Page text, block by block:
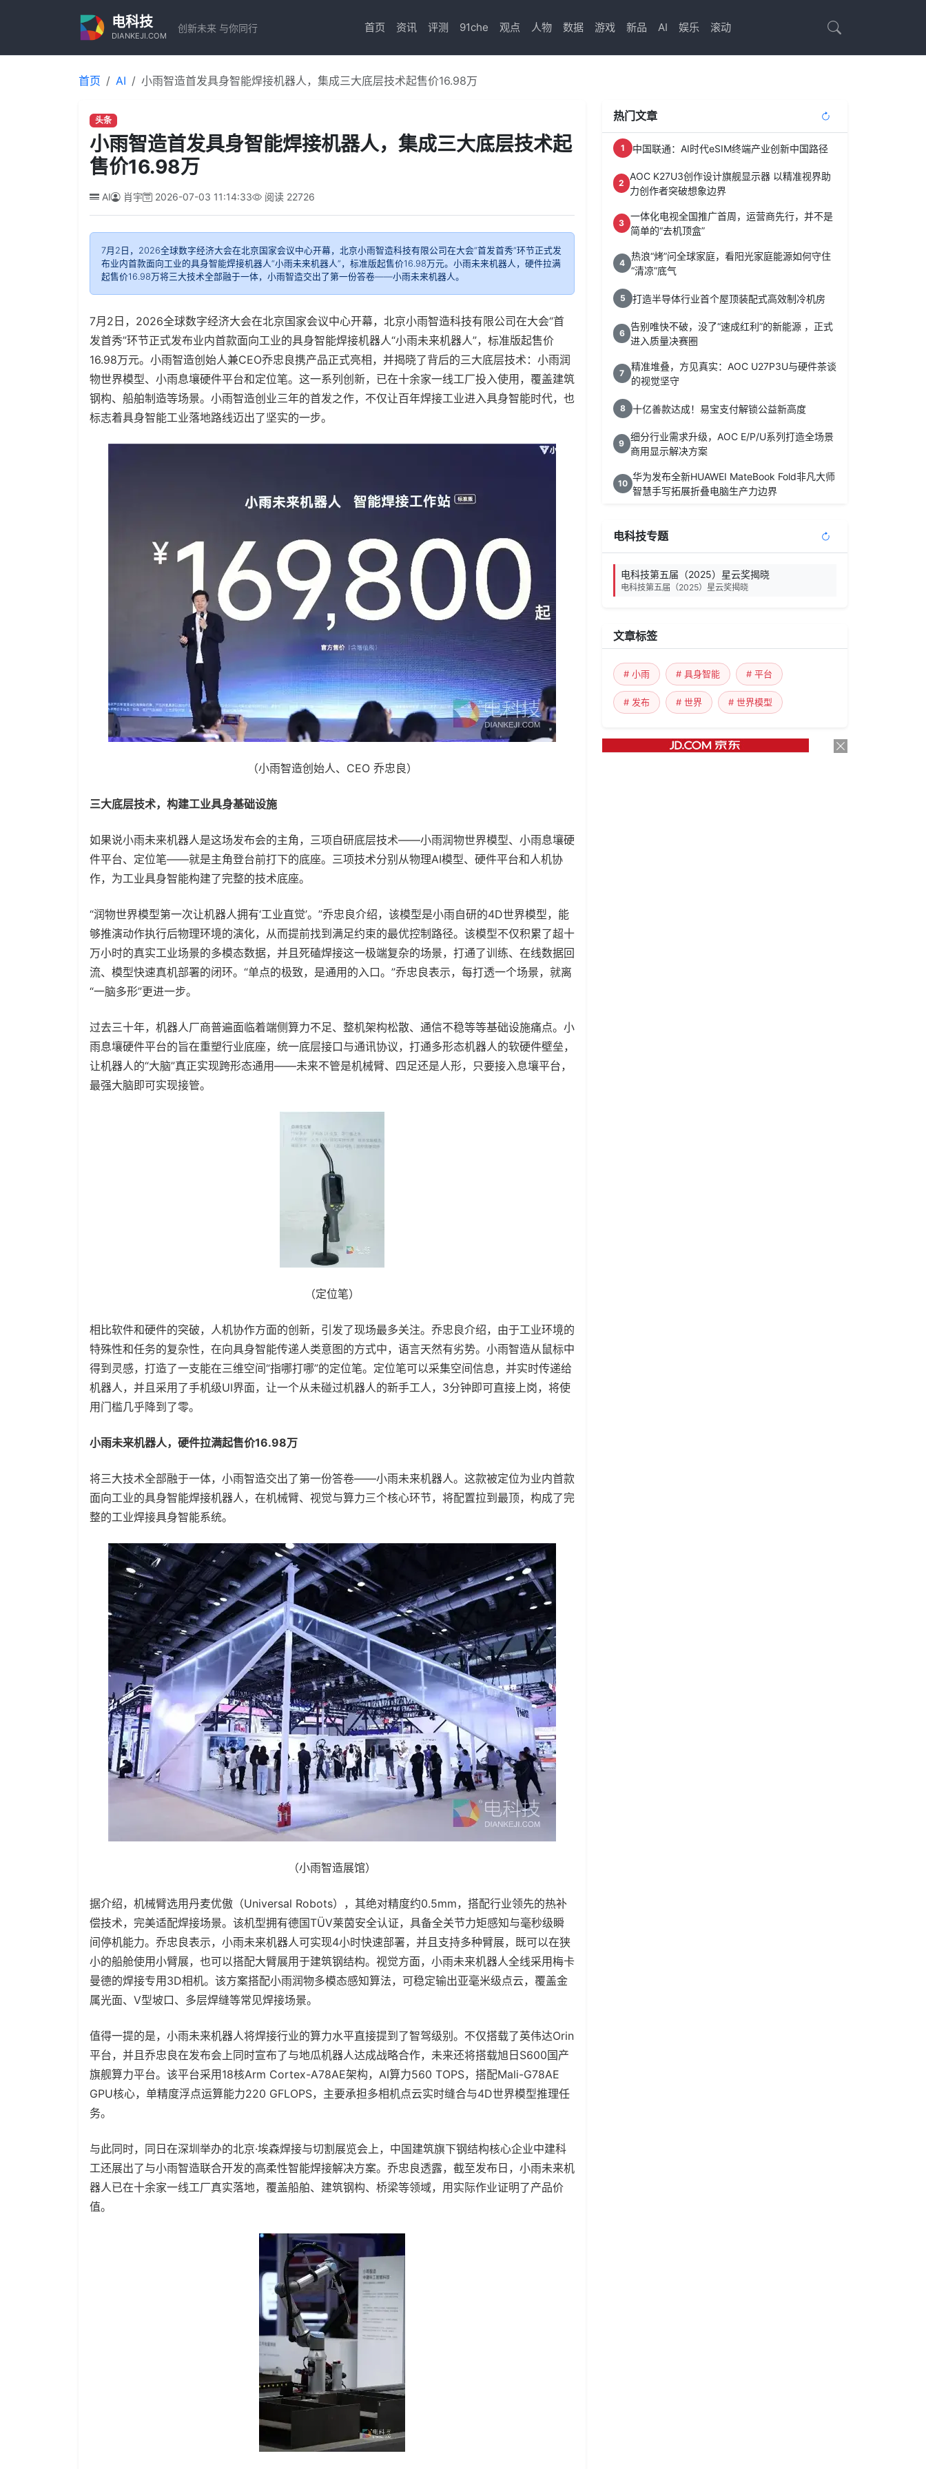
电科技
DIANKEJI.COM
创新未来 与你同行 首页 资讯 评测 91che 观点 人物 数据 游戏 新品 AI 娱乐 滚动
首页 AI 小雨智造首发具身智能焊接机器人，集成三大底层技术起售价16.98万
头条
小雨智造首发具身智能焊接机器人，集成三大底层技术起
售价16.98万
AI 肖宇 2026-07-03 11:14:33 阅读 22726
7月2日，2026全球数字经济大会在北京国家会议中心开幕，北京小雨智造科技有限公司在大会“首发首秀”环节正式发
布业内首款面向工业的具身智能焊接机器人“小雨未来机器人”，标准版起售价16.98万元。小雨未来机器人，硬件拉满
起售价16.98万将三大技术全部融于一体，小雨智造交出了第一份答卷——小雨未来机器人。
7月2日，2026全球数字经济大会在北京国家会议中心开幕，北京小雨智造科技有限公司在大会“首
发首秀”环节正式发布业内首款面向工业的具身智能焊接机器人“小雨未来机器人”，标准版起售价
16.98万元。小雨智造创始人兼CEO乔忠良携产品正式亮相，并揭晓了背后的三大底层技术：小雨润
物世界模型、小雨息壤硬件平台和定位笔。这一系列创新，已在十余家一线工厂投入使用，覆盖建筑
钢构、船舶制造等场景。小雨智造创业三年的首发之作，不仅让百年焊接工业进入具身智能时代，也
标志着具身智能工业落地路线迈出了坚实的一步。
（小雨智造创始人、CEO 乔忠良）
三大底层技术，构建工业具身基础设施
如果说小雨未来机器人是这场发布会的主角，三项自研底层技术——小雨润物世界模型、小雨息壤硬
件平台、定位笔——就是主角登台前打下的底座。三项技术分别从物理AI模型、硬件平台和人机协
作，为工业具身智能构建了完整的技术底座。
“润物世界模型第一次让机器人拥有‘工业直觉’。”乔忠良介绍，该模型是小雨自研的4D世界模型，能
够推演动作执行后物理环境的演化，从而提前找到满足约束的最优控制路径。该模型不仅积累了超十
万小时的真实工业场景的多模态数据，并且死磕焊接这一极端复杂的场景，打通了训练、在线数据回
流、模型快速真机部署的闭环。“单点的极致，是通用的入口。”乔忠良表示，每打透一个场景，就离
“一脑多形”更进一步。
过去三十年，机器人厂商普遍面临着端侧算力不足、整机架构松散、通信不稳等等基础设施痛点。小
雨息壤硬件平台的旨在重塑行业底座，统一底层接口与通讯协议，打通多形态机器人的软硬件壁垒，
让机器人的“大脑”真正实现跨形态通用——未来不管是机械臂、四足还是人形，只要接入息壤平台，
最强大脑即可实现接管。
（定位笔）
相比软件和硬件的突破，人机协作方面的创新，引发了现场最多关注。乔忠良介绍，由于工业环境的
特殊性和任务的复杂性，在向具身智能传递人类意图的方式中，语言天然有劣势。小雨智造从鼠标中
得到灵感，打造了一支能在三维空间“指哪打哪”的定位笔。定位笔可以采集空间信息，并实时传递给
机器人，并且采用了手机级UI界面，让一个从未碰过机器人的新手工人，3分钟即可直接上岗，将使
用门槛几乎降到了零。
小雨未来机器人，硬件拉满起售价16.98万
将三大技术全部融于一体，小雨智造交出了第一份答卷——小雨未来机器人。这款被定位为业内首款
面向工业的具身智能焊接机器人，在机械臂、视觉与算力三个核心环节，将配置拉到最顶，构成了完
整的工业焊接具身智能系统。
（小雨智造展馆）
据介绍，机械臂选用丹麦优傲（Universal Robots），其绝对精度约0.5mm，搭配行业领先的热补
偿技术，完美适配焊接场景。该机型拥有德国TÜV莱茵安全认证，具备全关节力矩感知与毫秒级瞬
间停机能力。乔忠良表示，小雨未来机器人可实现4小时快速部署，并且支持多种臂展，既可以在狭
小的船舱使用小臂展，也可以搭配大臂展用于建筑钢结构。视觉方面，小雨未来机器人全线采用梅卡
曼德的焊接专用3D相机。该方案搭配小雨润物多模态感知算法，可稳定输出亚毫米级点云，覆盖金
属光面、V型坡口、多层焊缝等常见焊接场景。
值得一提的是，小雨未来机器人将焊接行业的算力水平直接提到了智驾级别。不仅搭载了英伟达Orin
平台，并且乔忠良在发布会上同时宣布了与地瓜机器人达成战略合作，未来还将搭载旭日S600国产
旗舰算力平台。该平台采用18核Arm Cortex-A78AE架构，AI算力560 TOPS，搭配Mali-G78AE
GPU核心，单精度浮点运算能力220 GFLOPS，主要承担多相机点云实时缝合与4D世界模型推理任
务。
与此同时，同日在深圳举办的北京·埃森焊接与切割展览会上，中国建筑旗下钢结构核心企业中建科
工还展出了与小雨智造联合开发的高柔性智能焊接解决方案。乔忠良透露，截至发布日，小雨未来机
器人已在十余家一线工厂真实落地，覆盖船舶、建筑钢构、桥梁等领域，用实际作业证明了产品价
值。
热门文章
1 中国联通：AI时代eSIM终端产业创新中国路径
2
AOC K27U3创作设计旗舰显示器 以精准视界助
力创作者突破想象边界
3
一体化电视全国推广首周，运营商先行，并不是
简单的“去机顶盒”
4
热浪“烤”问全球家庭，看阳光家庭能源如何守住
“清凉”底气
5 打造半导体行业首个屋顶装配式高效制冷机房
6
告别唯快不破，没了“速成红利”的新能源 ，正式
进入质量决赛圈
7
精准堆叠，方见真实：AOC U27P3U与硬件茶谈
的视觉坚守
8 十亿善款达成！易宝支付解锁公益新高度
9
细分行业需求升级，AOC E/P/U系列打造全场景
商用显示解决方案
10
华为发布全新HUAWEI MateBook Fold非凡大师
智慧手写拓展折叠电脑生产力边界
电科技专题
电科技第五届（2025）星云奖揭晓
电科技第五届（2025）星云奖揭晓
文章标签
# 小雨 # 具身智能 # 平台
# 发布 # 世界 # 世界模型